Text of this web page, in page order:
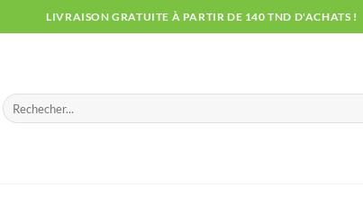
LIVRAISON GRATUITE À PARTIR DE 140 TND D'ACHATS !
Recherche
pour :